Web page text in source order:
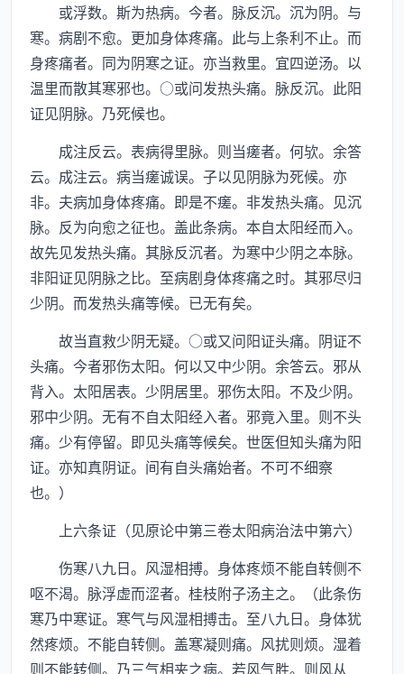
或浮数。斯为热病。今者。脉反沉。沉为阴。与
寒。病剧不愈。更加身体疼痛。此与上条利不止。而
身疼痛者。同为阴寒之证。亦当救里。宜四逆汤。以
温里而散其寒邪也。○或问发热头痛。脉反沉。此阳
证见阴脉。乃死候也。
成注反云。表病得里脉。则当瘥者。何欤。余答
云。成注云。病当瘥诚误。子以见阴脉为死候。亦
非。夫病加身体疼痛。即是不瘥。非发热头痛。见沉
脉。反为向愈之征也。盖此条病。本自太阳经而入。
故先见发热头痛。其脉反沉者。为寒中少阴之本脉。
非阳证见阴脉之比。至病剧身体疼痛之时。其邪尽归
少阴。而发热头痛等候。已无有矣。
故当直救少阴无疑。○或又问阳证头痛。阴证不
头痛。今者邪伤太阳。何以又中少阴。余答云。邪从
背入。太阳居表。少阴居里。邪伤太阳。不及少阴。
邪中少阴。无有不自太阳经入者。邪竟入里。则不头
痛。少有停留。即见头痛等候矣。世医但知头痛为阳
证。亦知真阴证。间有自头痛始者。不可不细察
也。）
上六条证（见原论中第三卷太阳病治法中第六）
伤寒八九日。风湿相搏。身体疼烦不能自转侧不
呕不渴。脉浮虚而涩者。桂枝附子汤主之。（此条伤
寒乃中寒证。寒气与风湿相搏击。至八九日。身体犹
然疼烦。不能自转侧。盖寒凝则痛。风扰则烦。湿着
则不能转侧。乃三气相夹之病。若风气胜。则风从